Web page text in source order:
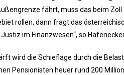
fährt, muss das beim
rollen, dann fragt das
im Finanzwesen“, so
wird die Schieflage durch die
Pensionisten heuer rund 200